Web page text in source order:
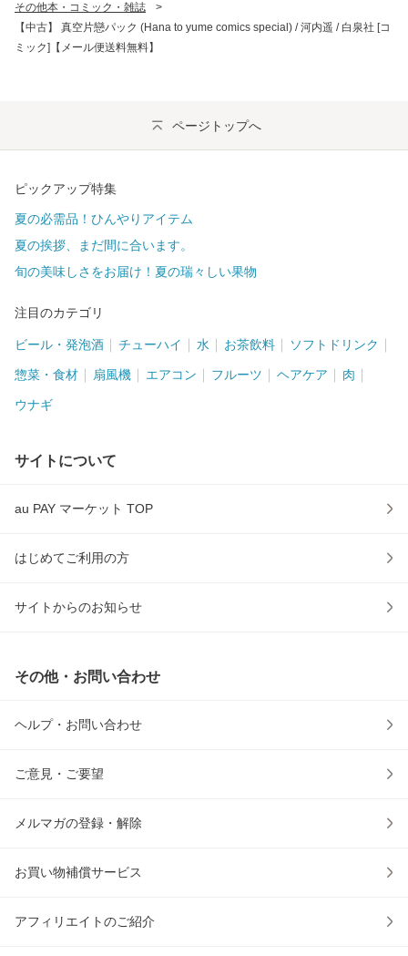
その他本・コミック・雑誌
>
【中古】 真空片戀パック (Hana to yume comics special) / 河内遥 / 白泉社 [コ
ミック]【メール便送料無料】
ページトップへ
ピックアップ特集
夏の必需品！ひんやりアイテム
夏の挨拶、まだ間に合います。
旬の美味しさをお届け！夏の瑞々しい果物
注目のカテゴリ
ビール・発泡酒 チューハイ 水 お茶飲料 ソフトドリンク
惣菜・食材 扇風機 エアコン フルーツ ヘアケア 肉
ウナギ
サイトについて
au PAY マーケット TOP
はじめてご利用の方
サイトからのお知らせ
その他・お問い合わせ
ヘルプ・お問い合わせ
ご意見・ご要望
メルマガの登録・解除
お買い物補償サービス
アフィリエイトのご紹介